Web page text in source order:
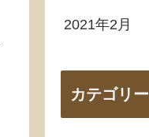
2021年2月
カテゴリー